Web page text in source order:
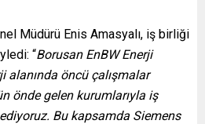
Müdürü Enis Amasyalı, iş birliği
“Borusan EnBW Enerji
alanında öncü çalışmalar
önde gelen kurumlarıyla iş
Bu kapsamda Siemens